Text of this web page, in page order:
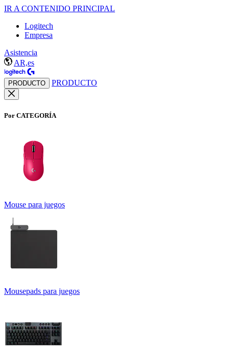
IR A CONTENIDO PRINCIPAL
Logitech
Empresa
Asistencia
AR,es
PRODUCTO PRODUCTO
Por CATEGORÍA
Mouse para juegos
Mousepads para juegos